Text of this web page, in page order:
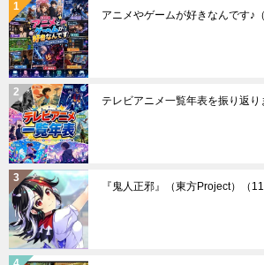
アニメやゲームが好きなんです♪
テレビアニメ一覧年表を振り返り
『鬼人正邪』（東方Project） （